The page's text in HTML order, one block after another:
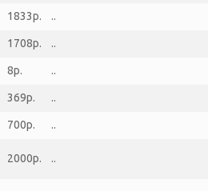
1833р. ..
1708р. ..
8р. ..
369р. ..
700р. ..
2000р. ..